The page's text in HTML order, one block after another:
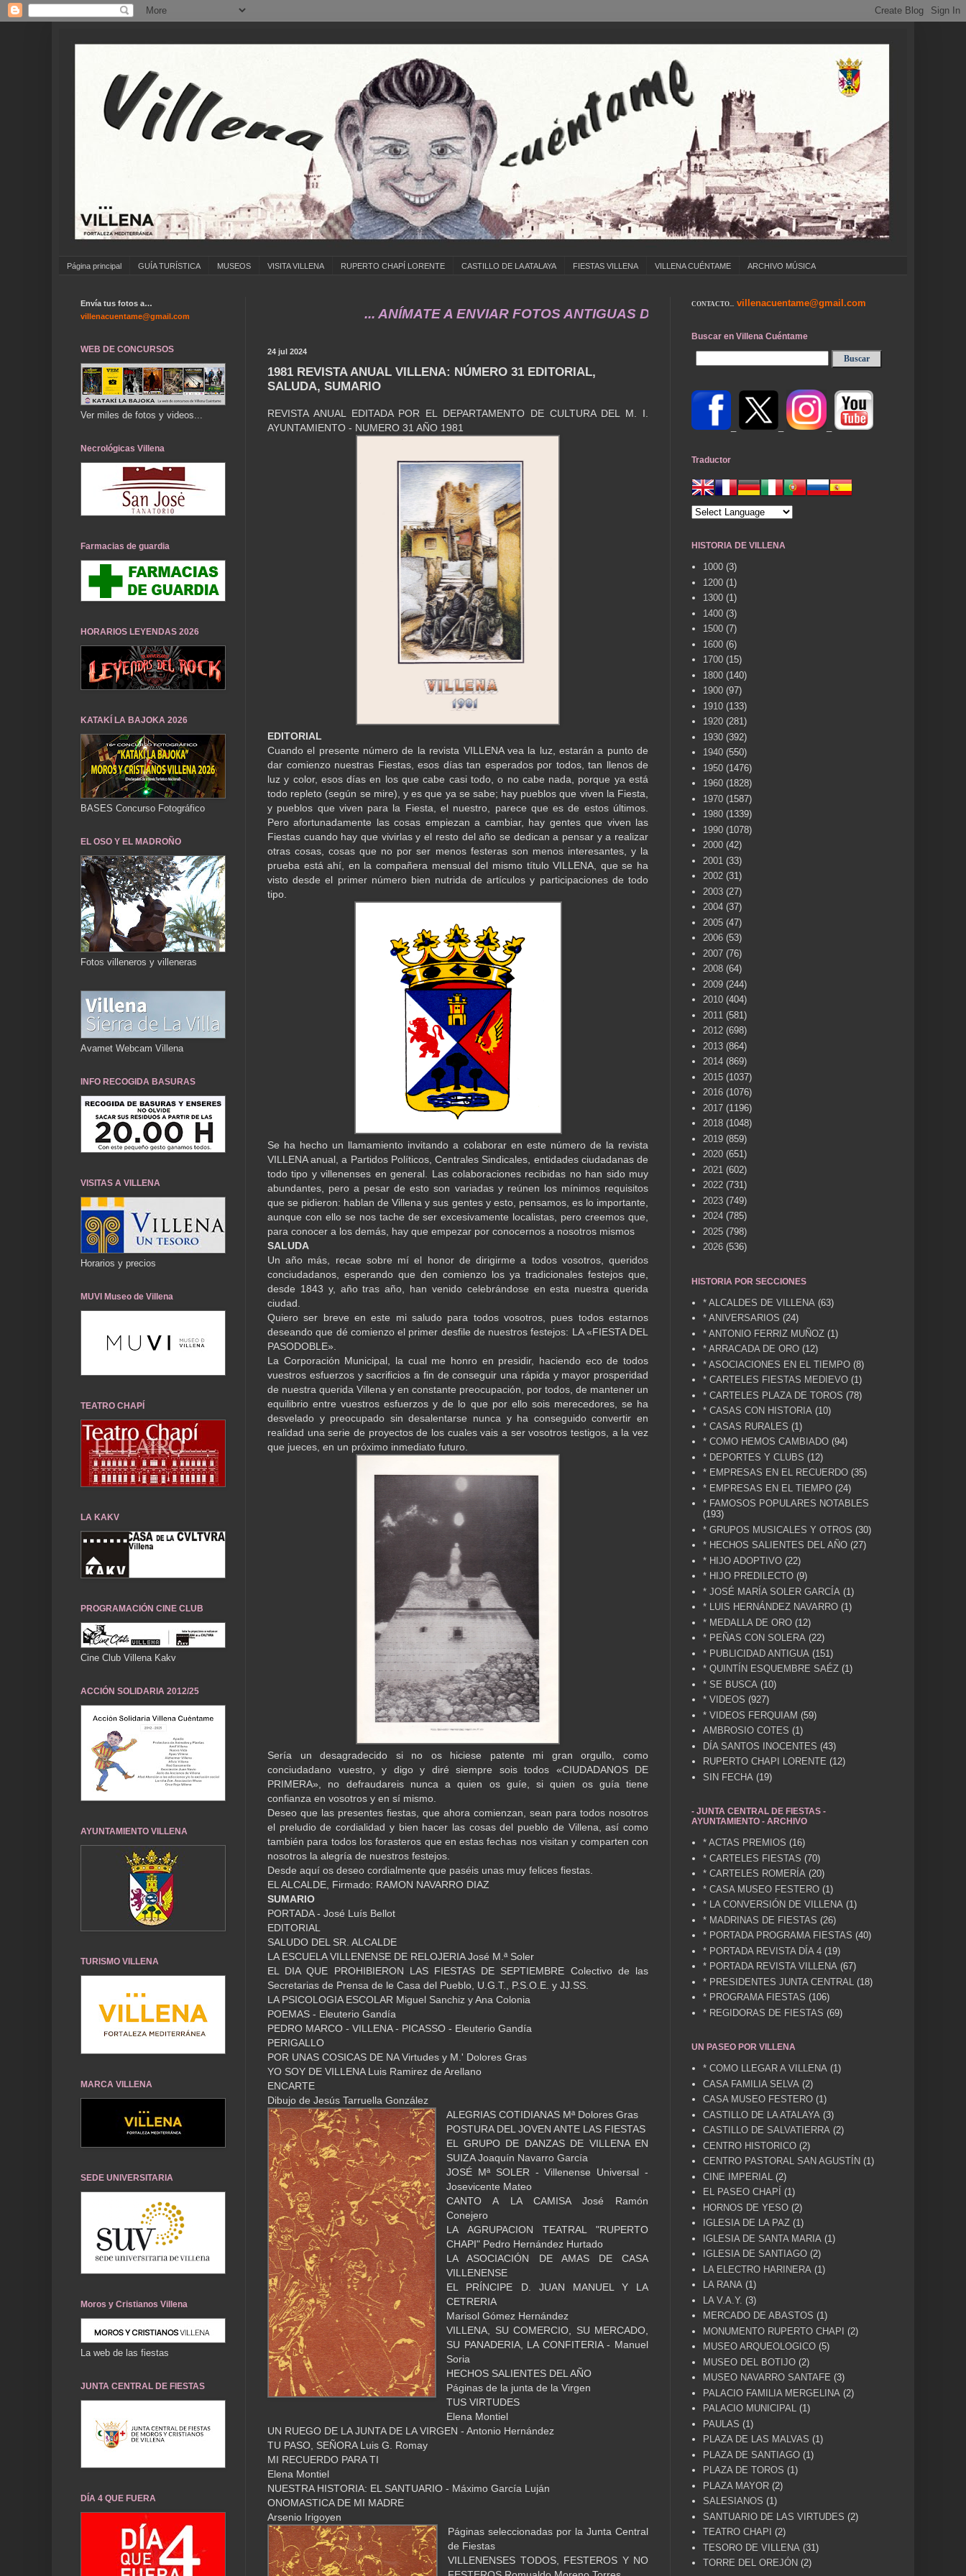
Página principal GUÍA TURÍSTICA MUSEOS VISITA VILLENA RUPERTO CHAPÍ LORENTE CASTILLO DE LA ATALAYA FIESTAS VILLENA VILLENA CUÉNTAME ARCHIVO MÚSICA
... ANÍMATE A ENVIAR FOTOS ANTIGUAS DE ... COLEGIOS ... CUMPLEAÑOS ... CARNAVAL ...
24 jul 2024
1981 REVISTA ANUAL VILLENA: NÚMERO 31 EDITORIAL,
SALUDA, SUMARIO
REVISTA ANUAL EDITADA POR EL DEPARTAMENTO DE CULTURA DEL M. I.
AYUNTAMIENTO - NUMERO 31 AÑO 1981
EDITORIAL
Cuando el presente número de la revista VILLENA vea la luz, estarán a punto de
dar comienzo nuestras Fiestas, esos días tan esperados por todos, tan llenos de
luz y color, esos días en los que cabe casi todo, o no cabe nada, porque ya está
todo repleto (según se mire), y es que ya se sabe; hay pueblos que viven la Fiesta,
y pueblos que viven para la Fiesta, el nuestro, parece que es de estos últimos.
Pero afortunadamente las cosas empiezan a cambiar, hay gentes que viven las
Fiestas cuando hay que vivirlas y el resto del año se dedican a pensar y a realizar
otras cosas, cosas que no por ser menos festeras son menos interesantes, y la
prueba está ahí, en la compañera mensual del mismo título VILLENA, que se ha
visto desde el primer número bien nutrida de artículos y participaciones de todo
tipo.
Se ha hecho un llamamiento invitando a colaborar en este número de la revista
VILLENA anual, a Partidos Políticos, Centrales Sindicales, entidades ciudadanas de
todo tipo y villenenses en general. Las colaboraciones recibidas no han sido muy
abundantes, pero a pesar de esto son variadas y reúnen los mínimos requisitos
que se pidieron: hablan de Villena y sus gentes y esto, pensamos, es lo importante,
aunque con ello se nos tache de ser excesivamente localistas, pero creemos que,
para conocer a los demás, hay que empezar por conocernos a nosotros mismos
SALUDA
Un año más, recae sobre mí el honor de dirigirme a todos vosotros, queridos
conciudadanos, esperando que den comienzo los ya tradicionales festejos que,
desde 1843 y, año tras año, han venido celebrándose en esta nuestra querida
ciudad.
Quiero ser breve en este mi saludo para todos vosotros, pues todos estarnos
deseando que dé comienzo el primer desfile de nuestros festejos: LA «FIESTA DEL
PASODOBLE».
La Corporación Municipal, la cual me honro en presidir, haciendo eco de todos
vuestros esfuerzos y sacrificios a fin de conseguir una rápida y mayor prosperidad
de nuestra querida Villena y en constante preocupación, por todos, de mantener un
equilibrio entre vuestros esfuerzos y de lo que por ello sois merecedores, se ha
desvelado y preocupado sin desalentarse nunca y ha conseguido convertir en
realidad una serie de proyectos de los cuales vais a ser vosotros testigos, a la vez
que jueces, en un próximo inmediato futuro.
Sería un desagradecido si no os hiciese patente mi gran orgullo, como
conciudadano vuestro, y digo y diré siempre sois todos «CIUDADANOS DE
PRIMERA», no defraudareis nunca a quien os guíe, si quien os guía tiene
confianza en vosotros y en sí mismo.
Deseo que las presentes fiestas, que ahora comienzan, sean para todos nosotros
el preludio de cordialidad y bien hacer las cosas del pueblo de Villena, así como
también para todos los forasteros que en estas fechas nos visitan y comparten con
nosotros la alegría de nuestros festejos.
Desde aquí os deseo cordialmente que paséis unas muy felices fiestas.
EL ALCALDE, Firmado: RAMON NAVARRO DIAZ
SUMARIO
PORTADA - José Luís Bellot
EDITORIAL
SALUDO DEL SR. ALCALDE
LA ESCUELA VILLENENSE DE RELOJERIA José M.ª Soler
EL DIA QUE PROHIBIERON LAS FIESTAS DE SEPTIEMBRE Colectivo de las
Secretarias de Prensa de le Casa del Pueblo, U.G.T., P.S.O.E. y JJ.SS.
LA PSICOLOGIA ESCOLAR Miguel Sanchiz y Ana Colonia
POEMAS - Eleuterio Gandía
PEDRO MARCO - VILLENA - PICASSO - Eleuterio Gandía
PERIGALLO
POR UNAS COSICAS DE NA Virtudes y M.' Dolores Gras
YO SOY DE VILLENA Luis Ramirez de Arellano
ENCARTE
Dibujo de Jesús Tarruella González
ALEGRIAS COTIDIANAS Mª Dolores Gras
POSTURA DEL JOVEN ANTE LAS FIESTAS
EL GRUPO DE DANZAS DE VILLENA EN
SUIZA Joaquín Navarro García
JOSÉ Mª SOLER - Villenense Universal -
Josevicente Mateo
CANTO A LA CAMISA José Ramón
Conejero
LA AGRUPACION TEATRAL "RUPERTO
CHAPI" Pedro Hernández Hurtado
LA ASOCIACIÓN DE AMAS DE CASA
VILLENENSE
EL PRÍNCIPE D. JUAN MANUEL Y LA
CETRERIA
Marisol Gómez Hernández
VILLENA, SU COMERCIO, SU MERCADO,
SU PANADERIA, LA CONFITERIA - Manuel
Soria
HECHOS SALIENTES DEL AÑO
Páginas de la junta de la Virgen
TUS VIRTUDES
Elena Montiel
UN RUEGO DE LA JUNTA DE LA VIRGEN - Antonio Hernández
TU PASO, SEÑORA Luis G. Romay
MI RECUERDO PARA TI
Elena Montiel
NUESTRA HISTORIA: EL SANTUARIO - Máximo García Luján
ONOMASTICA DE MI MADRE
Arsenio Irigoyen
Páginas seleccionadas por la Junta Central
de Fiestas
VILLENENSES TODOS, FESTEROS Y NO
Envía tus fotos a…
villenacuentame@gmail.com
WEB DE CONCURSOS
Ver miles de fotos y videos...
Necrológicas Villena
Farmacias de guardia
HORARIOS LEYENDAS 2026
KATAKÍ LA BAJOKA 2026
BASES Concurso Fotográfico
EL OSO Y EL MADROÑO
Fotos villeneros y villeneras
Avamet Webcam Villena
INFO RECOGIDA BASURAS
VISITAS A VILLENA
Horarios y precios
MUVI Museo de Villena
TEATRO CHAPÍ
LA KAKV
PROGRAMACIÓN CINE CLUB
Cine Club Villena Kakv
ACCIÓN SOLIDARIA 2012/25
AYUNTAMIENTO VILLENA
TURISMO VILLENA
MARCA VILLENA
SEDE UNIVERSITARIA
Moros y Cristianos Villena
La web de las fiestas
JUNTA CENTRAL DE FIESTAS
DÍA 4 QUE FUERA
CONTACTO... villenacuentame@gmail.com
Buscar en Villena Cuéntame
Traductor
HISTORIA DE VILLENA
1000 (3)
1200 (1)
1300 (1)
1400 (3)
1500 (7)
1600 (6)
1700 (15)
1800 (140)
1900 (97)
1910 (133)
1920 (281)
1930 (392)
1940 (550)
1950 (1476)
1960 (1828)
1970 (1587)
1980 (1339)
1990 (1078)
2000 (42)
2001 (33)
2002 (31)
2003 (27)
2004 (37)
2005 (47)
2006 (53)
2007 (76)
2008 (64)
2009 (244)
2010 (404)
2011 (581)
2012 (698)
2013 (864)
2014 (869)
2015 (1037)
2016 (1076)
2017 (1196)
2018 (1048)
2019 (859)
2020 (651)
2021 (602)
2022 (731)
2023 (749)
2024 (785)
2025 (798)
2026 (536)
HISTORIA POR SECCIONES
* ALCALDES DE VILLENA (63)
* ANIVERSARIOS (24)
* ANTONIO FERRIZ MUÑOZ (1)
* ARRACADA DE ORO (12)
* ASOCIACIONES EN EL TIEMPO (8)
* CARTELES FIESTAS MEDIEVO (1)
* CARTELES PLAZA DE TOROS (78)
* CASAS CON HISTORIA (10)
* CASAS RURALES (1)
* COMO HEMOS CAMBIADO (94)
* DEPORTES Y CLUBS (12)
* EMPRESAS EN EL RECUERDO (35)
* EMPRESAS EN EL TIEMPO (24)
* FAMOSOS POPULARES NOTABLES
(193)
* GRUPOS MUSICALES Y OTROS (30)
* HECHOS SALIENTES DEL AÑO (27)
* HIJO ADOPTIVO (22)
* HIJO PREDILECTO (9)
* JOSÉ MARÍA SOLER GARCÍA (1)
* LUIS HERNÁNDEZ NAVARRO (1)
* MEDALLA DE ORO (12)
* PEÑAS CON SOLERA (22)
* PUBLICIDAD ANTIGUA (151)
* QUINTÍN ESQUEMBRE SAÉZ (1)
* SE BUSCA (10)
* VIDEOS (927)
* VIDEOS FERQUIAM (59)
AMBROSIO COTES (1)
DÍA SANTOS INOCENTES (43)
RUPERTO CHAPI LORENTE (12)
SIN FECHA (19)
- JUNTA CENTRAL DE FIESTAS -
AYUNTAMIENTO - ARCHIVO
* ACTAS PREMIOS (16)
* CARTELES FIESTAS (70)
* CARTELES ROMERÍA (20)
* CASA MUSEO FESTERO (1)
* LA CONVERSIÓN DE VILLENA (1)
* MADRINAS DE FIESTAS (26)
* PORTADA PROGRAMA FIESTAS (40)
* PORTADA REVISTA DÍA 4 (19)
* PORTADA REVISTA VILLENA (67)
* PRESIDENTES JUNTA CENTRAL
(18)
* PROGRAMA FIESTAS (106)
* REGIDORAS DE FIESTAS (69)
UN PASEO POR VILLENA
* COMO LLEGAR A VILLENA (1)
CASA FAMILIA SELVA (2)
CASA MUSEO FESTERO (1)
CASTILLO DE LA ATALAYA (3)
CASTILLO DE SALVATIERRA (2)
CENTRO HISTORICO (2)
CENTRO PASTORAL SAN AGUSTÍN (1)
CINE IMPERIAL
(2)
EL PASEO CHAPÍ
(1)
HORNOS DE YESO (2)
IGLESIA DE LA PAZ (1)
IGLESIA DE SANTA MARIA (1)
IGLESIA DE SANTIAGO (2)
LA ELECTRO HARINERA (1)
LA RANA (1)
LA V.A.Y. (3)
MERCADO DE ABASTOS (1)
MONUMENTO RUPERTO CHAPI
(2)
MUSEO ARQUEOLOGICO (5)
MUSEO DEL BOTIJO (2)
MUSEO NAVARRO SANTAFE (3)
PALACIO FAMILIA MERGELINA (2)
PALACIO MUNICIPAL (1)
PAULAS (1)
PLAZA DE LAS MALVAS (1)
PLAZA DE SANTIAGO (1)
PLAZA DE TOROS (1)
PLAZA MAYOR (2)
SALESIANOS (1)
SANTUARIO DE LAS VIRTUDES (2)
TEATRO CHAPI
(2)
TESORO DE VILLENA (31)
TORRE DEL OREJÓN (2)